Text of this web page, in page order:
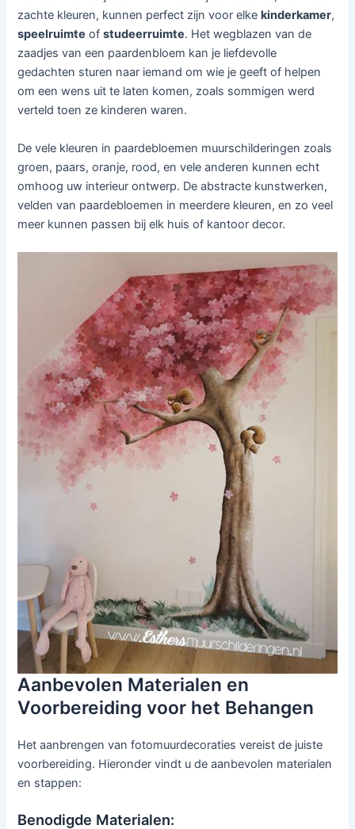
zachte kleuren, kunnen perfect zijn voor elke kinderkamer,
speelruimte ofstudeerruimte. Het wegblazen van de
zaadjes van een paardenbloem kan je liefdevolle
gedachten sturen naar iemand om wie je geeft of helpen
om een wens uit te laten komen, zoals sommigen werd
verteld toen ze kinderen waren.
De vele kleuren in paardebloemen muurschilderingen zoals
groen, paars, oranje, rood, en vele anderen kunnen echt
omhoog uw interieur ontwerp. De abstracte kunstwerken,
velden van paardebloemen in meerdere kleuren, en zo veel
meer kunnen passen bij elk huis of kantoor decor.
Aanbevolen Materialen en
Voorbereiding voor het Behangen
Het aanbrengen van fotomuurdecoraties vereist de juiste
voorbereiding. Hieronder vindt u de aanbevolen materialen
en stappen:
Benodigde Materialen: